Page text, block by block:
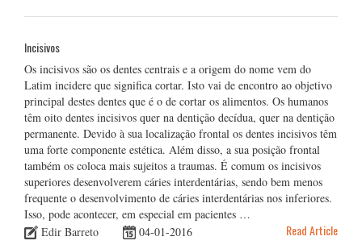
Incisivos
Os incisivos são os dentes centrais e a origem do nome vem do
Latim incidere que significa cortar. Isto vai de encontro ao objetivo
principal destes dentes que é o de cortar os alimentos. Os humanos
têm oito dentes incisivos quer na dentição decídua, quer na dentição
permanente. Devido à sua localização frontal os dentes incisivos têm
uma forte componente estética. Além disso, a sua posição frontal
também os coloca mais sujeitos a traumas. É comum os incisivos
superiores desenvolverem cáries interdentárias, sendo bem menos
frequente o desenvolvimento de cáries interdentárias nos inferiores.
Isso, pode acontecer, em especial em pacientes …
Edir Barreto
04-01-2016 Read Article